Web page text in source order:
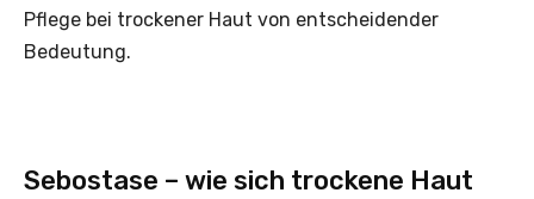
Pflege bei trockener Haut von entscheidender
Bedeutung.
Sebostase – wie sich trockene Haut